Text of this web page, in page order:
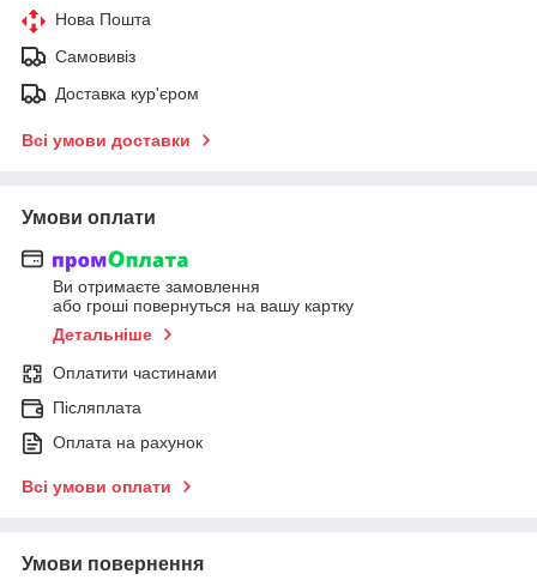
Нова Пошта
Самовивіз
Доставка кур'єром
Всі умови доставки
Умови оплати
Ви отримаєте замовлення
або гроші повернуться на вашу картку
Детальніше
Оплатити частинами
Післяплата
Оплата на рахунок
Всі умови оплати
Умови повернення